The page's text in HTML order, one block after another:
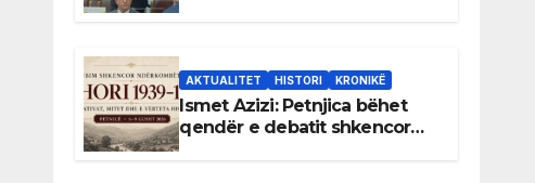
AKTUALITET HISTORI KRONIKË
Ismet Azizi: Petnjica bëhet
qendër e debatit shkencor